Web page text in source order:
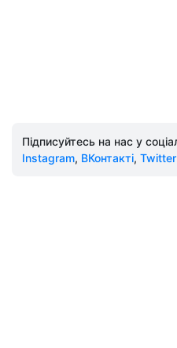
Підписуйтесь на нас у
Instagram, ВКонтакті, Twitter